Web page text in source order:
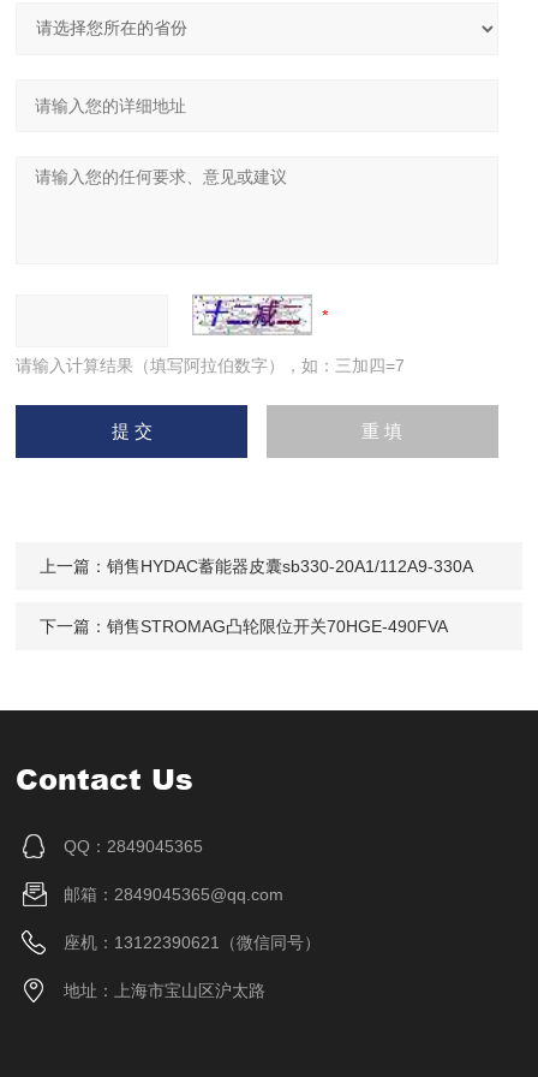
请输入计算结果（填写阿拉伯数字），如：三加四=7
上一篇：销售HYDAC蓄能器皮囊sb330-20A1/112A9-330A
下一篇：销售STROMAG凸轮限位开关70HGE-490FVA
Contact Us
QQ：2849045365
邮箱：2849045365@qq.com
座机：13122390621（微信同号）
地址：上海市宝山区沪太路